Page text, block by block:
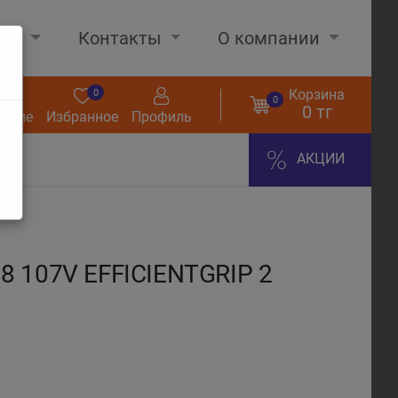
Контакты О компании
Избранное
0
Профиль
0 Корзина
0 тг
АКЦИИ
107V EFFICIENTGRIP 2